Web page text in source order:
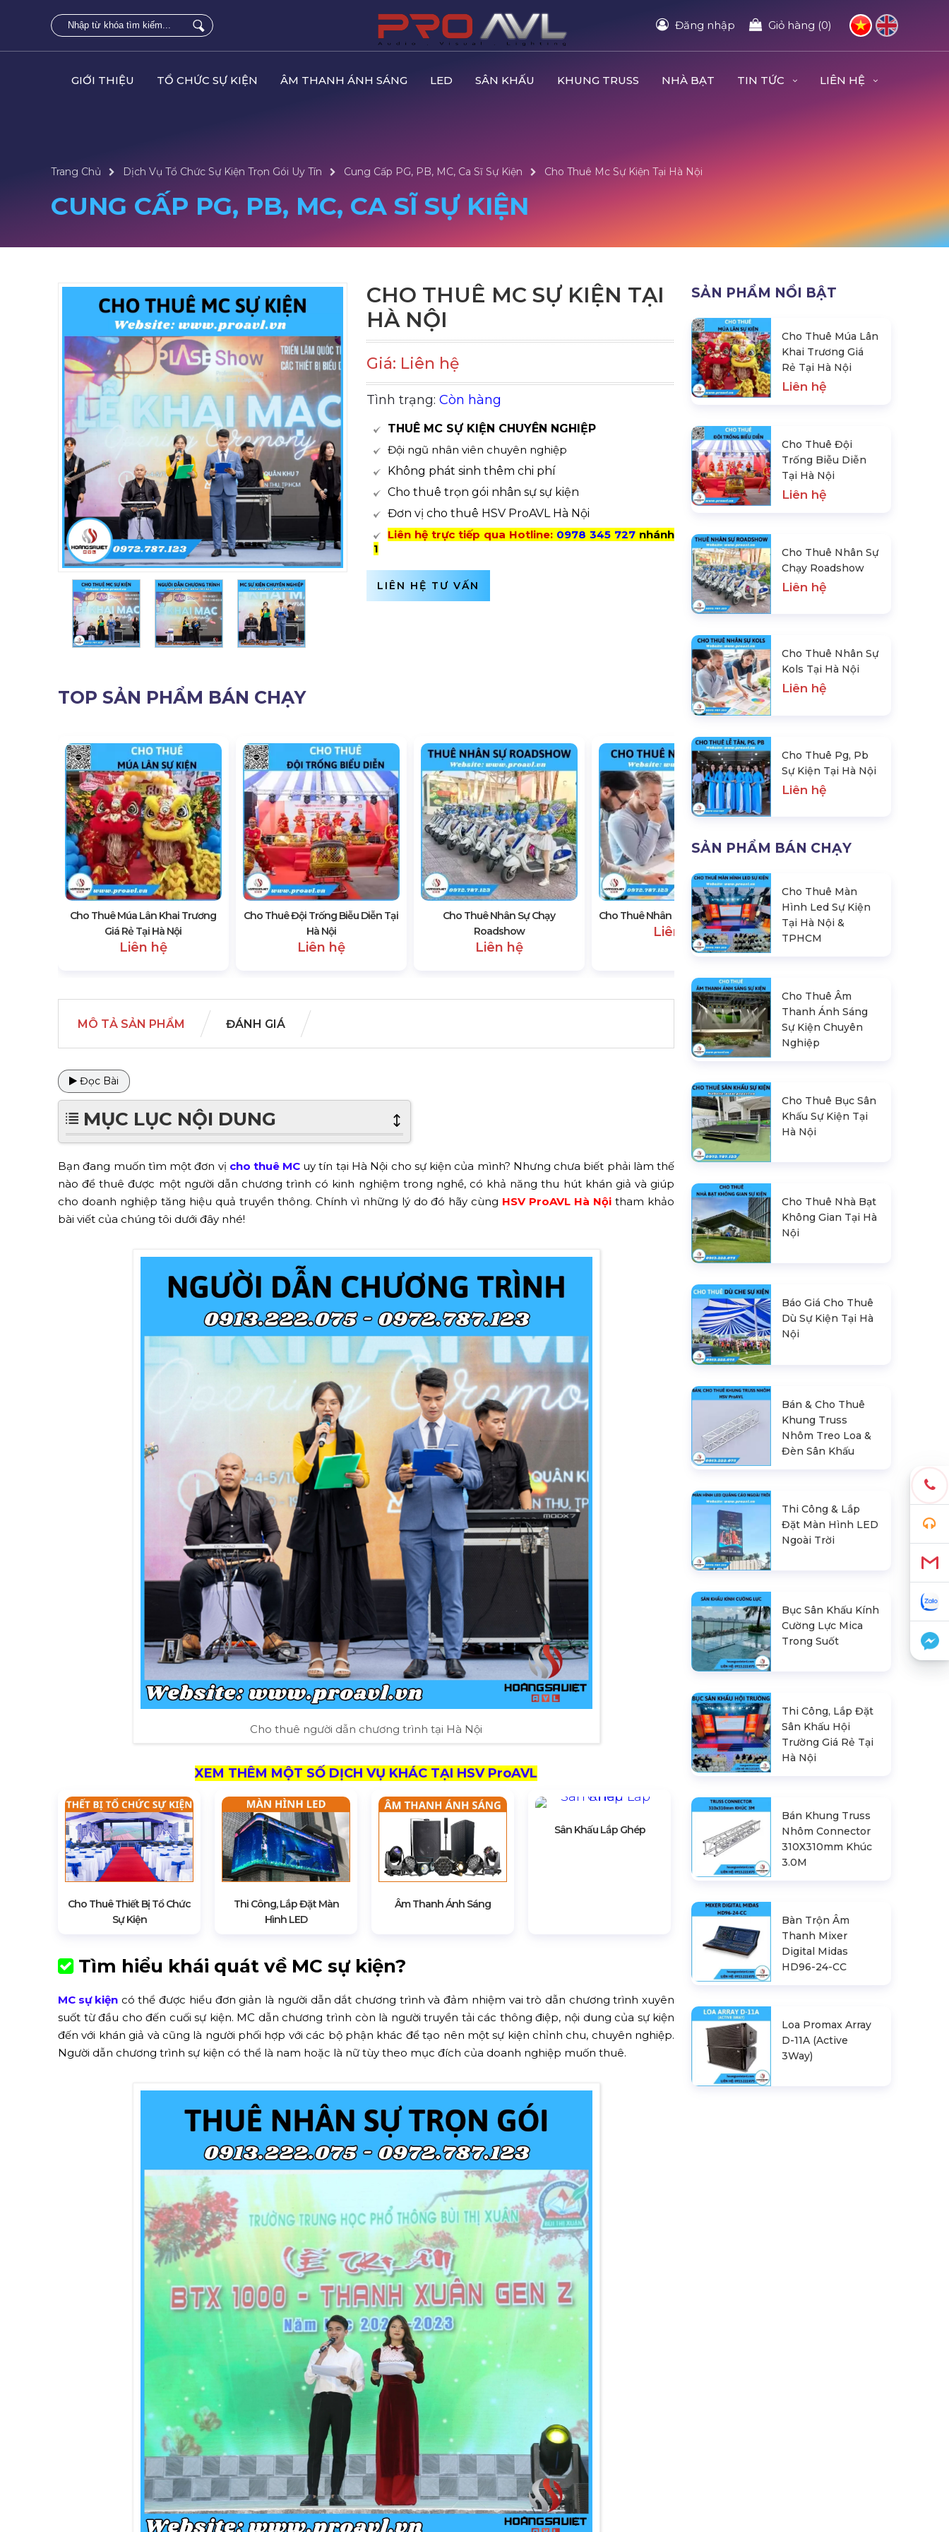
Đăng nhập Giỏ hàng (0)
GIỚI THIỆU TỔ CHỨC SỰ KIỆN ÂM THANH ÁNH SÁNG LED SÂN KHẤU KHUNG TRUSS NHÀ BẠT TIN TỨC LIÊN HỆ
Trang Chủ Dịch Vụ Tổ Chức Sự Kiện Trọn Gói Uy Tín Cung Cấp PG, PB, MC, Ca Sĩ Sự Kiện Cho Thuê Mc Sự Kiện Tại Hà Nội
CUNG CẤP PG, PB, MC, CA SĨ SỰ KIỆN
CHO THUÊ MC SỰ KIỆN TẠI
HÀ NỘI
Giá: Liên hệ
Tình trạng: Còn hàng
THUÊ MC SỰ KIỆN CHUYÊN NGHIỆP
Đội ngũ nhân viên chuyên nghiệp
Không phát sinh thêm chi phí
Cho thuê trọn gói nhân sự sự kiện
Đơn vị cho thuê HSV ProAVL Hà Nội
Liên hệ trực tiếp qua Hotline: 0978 345 727 nhánh
1
LIÊN HỆ TƯ VẤN
TOP SẢN PHẨM BÁN CHẠY
Cho Thuê Múa Lân Khai Trương
Giá Rẻ Tại Hà Nội
Liên hệ
Cho Thuê Đội Trống Biễu Diễn Tại
Hà Nội
Liên hệ
Cho Thuê Nhân Sự Chạy
Roadshow
Liên hệ
Cho Thuê Nhân Sự Kols Tại Hà Nội
Liên hệ
Liên hệ
MÔ TẢ SẢN PHẨM ĐÁNH GIÁ
Đọc Bài
MỤC LỤC NỘI DUNG
Bạn đang muốn tìm một đơn vị cho thuê MCuy tín tại Hà Nội cho sự kiện của mình? Nhưng chưa biết phải làm thế
nào để thuê được một người dẫn chương trình có kinh nghiệm trong nghề, có khả năng thu hút khán giả và giúp
cho doanh nghiệp tăng hiệu quả truyền thông. Chính vì những lý do đó hãy cùng HSV ProAVL Hà Nộitham khảo
bài viết của chúng tôi dưới đây nhé!
Cho thuê người dẫn chương trình tại Hà Nội
XEM THÊM MỘT SỐ DỊCH VỤ KHÁC TẠI HSV ProAVL
Cho Thuê Thiết Bị Tổ Chức
Sự Kiện
Thi Công, Lắp Đặt Màn
Hình LED
Âm Thanh Ánh Sáng
Sân Khấu Lắp Ghép
Tìm hiểu khái quát về MC sự kiện?
MC sự kiện có thể được hiểu đơn giản là người dẫn dắt chương trình và đảm nhiệm vai trò dẫn chương trình xuyên
suốt từ đầu cho đến cuối sự kiện. MC dẫn chương trình còn là người truyền tải các thông điệp, nội dung của sự kiện
đến với khán giả và cũng là người phối hợp với các bộ phận khác để tạo nên một sự kiện chỉnh chu, chuyên nghiệp.
Người dẫn chương trình sự kiện có thể là nam hoặc là nữ tùy theo mục đích của doanh nghiệp muốn thuê.
SẢN PHẨM NỔI BẬT
Cho Thuê Múa Lân
Khai Trương Giá
Rẻ Tại Hà Nội
Liên hệ
Cho Thuê Đội
Trống Biễu Diễn
Tại Hà Nội
Liên hệ
Cho Thuê Nhân Sự
Chạy Roadshow
Liên hệ
Cho Thuê Nhân Sự
Kols Tại Hà Nội
Liên hệ
Cho Thuê Pg, Pb
Sự Kiện Tại Hà Nội
Liên hệ
SẢN PHẨM BÁN CHẠY
Cho Thuê Màn
Hình Led Sự Kiện
Tại Hà Nội &
TPHCM
Cho Thuê Âm
Thanh Ánh Sáng
Sự Kiện Chuyên
Nghiệp
Cho Thuê Bục Sân
Khấu Sự Kiện Tại
Hà Nội
Cho Thuê Nhà Bạt
Không Gian Tại Hà
Nội
Báo Giá Cho Thuê
Dù Sự Kiện Tại Hà
Nội
Bán & Cho Thuê
Khung Truss
Nhôm Treo Loa &
Đèn Sân Khấu
Thi Công & Lắp
Đặt Màn Hình LED
Ngoài Trời
Bục Sân Khấu Kính
Cường Lực Mica
Trong Suốt
Thi Công, Lắp Đặt
Sân Khấu Hội
Trường Giá Rẻ Tại
Hà Nội
Bán Khung Truss
Nhôm Connector
310X310mm Khúc
3.0M
Bàn Trộn Âm
Thanh Mixer
Digital Midas
HD96-24-CC
Loa Promax Array
D-11A (Active
3Way)